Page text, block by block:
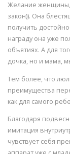
Желание женщины,
закон)). Она
получить
награду она уже
объятиях. А для
дочка, но и мама,
Тем более, что
преимущества
как для самого
Благодаря
имитация
чувствует себя